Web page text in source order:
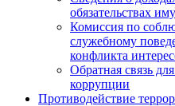
обязательствах
Комиссия по
служебному
конфликта
Обратная связь
коррупции
Противодействие